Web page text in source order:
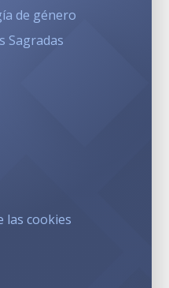
de género
Sagradas
las cookies